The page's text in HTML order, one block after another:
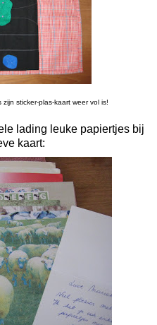
sticker-plas-kaart weer vol is!
lading leuke papiertjes bij
kaart: